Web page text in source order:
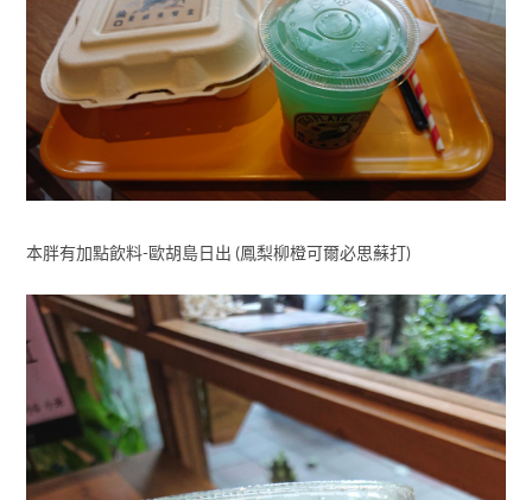
本胖有加點飲料-歐胡島日出 (鳳梨柳橙可爾必思蘇打)